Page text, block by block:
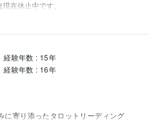
経験年数 : 15年
経験年数 : 16年
に寄り添ったタロットリーディング